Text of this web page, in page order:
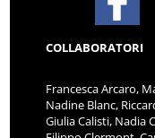
COLLABORATORI
Francesca Arcaro,
Nadine Blanc,
Giulia Calisti, Nadia